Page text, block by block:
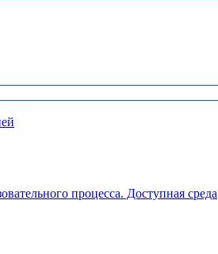
процесса. Доступная среда